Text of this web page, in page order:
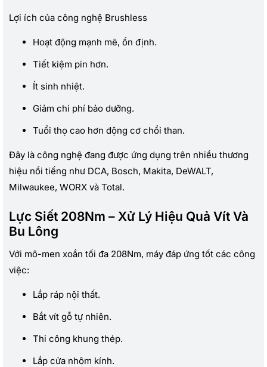
Lợi ích của công nghệ Brushless
Hoạt động mạnh mẽ, ổn định.
Tiết kiệm pin hơn.
Ít sinh nhiệt.
Giảm chi phí bảo dưỡng.
Tuổi thọ cao hơn động cơ chổi than.
Đây là công nghệ đang được ứng dụng trên nhiều thương
hiệu nổi tiếng như DCA, Bosch, Makita, DeWALT,
Milwaukee, WORX và Total.
Lực Siết 208Nm – Xử Lý Hiệu Quả Vít Và
Bu Lông
Với mô-men xoắn tối đa 208Nm, máy đáp ứng tốt các công
việc:
Lắp ráp nội thất.
Bắt vít gỗ tự nhiên.
Thi công khung thép.
Lắp cửa nhôm kính.